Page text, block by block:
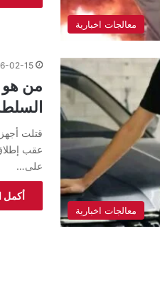
معالجات اخبارية
معالجات اخبارية
02-15
من
قتلت
عقب
على…
أكمل